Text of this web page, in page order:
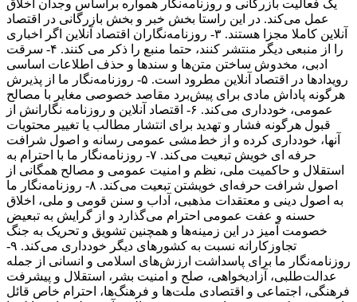
یک فعالیت بازرگانی و روزنامه‌نگار همواره براساس وجدان اخلاق
عمل می‌کند. در این راستا بخش خبر و بخش بازرگانی در اقتصاد
آنلاین کاملا مجزا هستند. ۳- روزنامه‌نگاران اقتصاد آنلاین اگر اخباری
را از منبعی دیگر منتشر کنند، حتما منبع را ذکر می کنند. ۴- سرقت
ادبی، مخدوش ساختن متن‌ها و سندها و حذف اطلاعات اساسی
رویدادها در اقتصاد آنلاین مطرود است. ۵- روزنامه‌نگار ما از پذیرش
هرگونه پاداش مادی برای پیش‌برد مقاصد خصوصی مغایر با مصالح
عمومی، خودداری می‌کند. ۶- اقتصاد آنلاین و روزنامه نگارانش از
قبول هرگونه فشار و تهدید برای انتشار مطالب یا تغییر محتویات
آنها، خودداری کرده و از خط‌مشی عمومی رسانه و اصول شرافت
حرفه ای خویش تبعیت می‌کند. ۷- روزنامه‌نگار ما با احترام به
استقلال و حاکمیت ملی، نظم و امنیت عمومی و مصالح همگانی از
اصول شرافت حرفه‌ای خویشتن تبعیت می‌کند. ۸- روزنامه‌نگار ما
به اصول دینی و معتقدات مذهبی، آداب و سنن قومی و ملی، اخلاق
حسنه و عفت عمومی احترام می‌گذارد و از گرایش به تبعیض
خصومت آمیز در این زمینه‌ها و همچنین تشویق و تحریک به جنگ
تجاوزکارانه نسبت به کشورهای دیگر خودداری می‌کند. ۹-
روزنامه‌نگار ما برای پاسداشت ارزش‌های اسلامی و انسانی از جمله
عدالت‌طلبی، آزادیخواهی، صلح و امنیت بشر، استقلال و پیشرفت
فرهنگی، اجتماعی و اقتصادی ملت‌ها و فرهنگ‌ها، احترام خاص قائل